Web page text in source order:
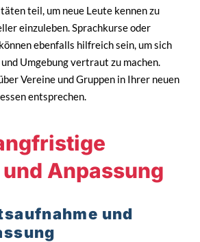
teil, um neue Leute kennen zu
einzuleben. Sprachkurse oder
ebenfalls hilfreich sein, um sich
Umgebung vertraut zu machen.
Vereine und Gruppen in Ihrer neuen
entsprechen.
Anpassung
und